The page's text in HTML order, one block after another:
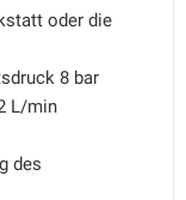
oder die
8 bar
L/min
des